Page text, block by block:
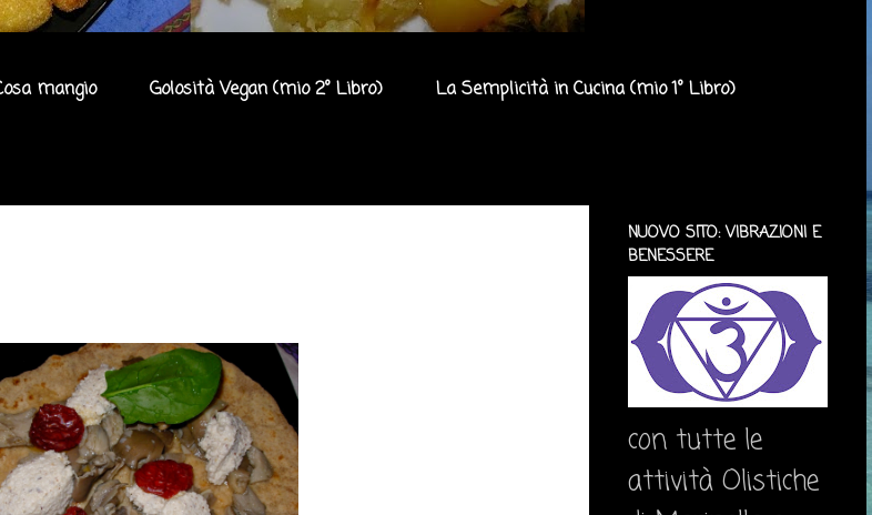
mangio Golosità Vegan (mio 2° Libro) La Semplicità in Cucina (mio 1° Libro)
NUOVO SITO: VIBRAZIONI E
BENESSERE
con tutte le
attività Olistiche